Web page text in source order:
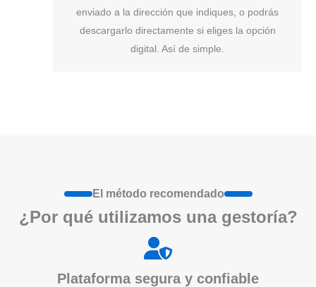
enviado a la dirección que indiques, o podrás
descargarlo directamente si eliges la opción
digital. Así de simple.
El método recomendado
¿Por qué utilizamos una gestoría?
Plataforma segura y confiable